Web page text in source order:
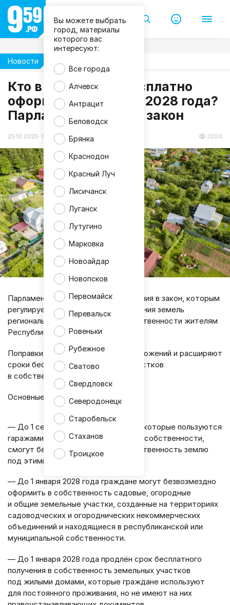
Вы можете выбрать
город, материалы
которого вас
интересуют:
Все города
Алчевск
Антрацит
Беловодск
Брянка
Краснодон
Красный Луч
Лисичанск
Луганск
Лутугино
Марковка
Новоайдар
Новопсков
Первомайск
Перевальск
Ровеньки
Рубежное
Сватово
Свердловск
Северодонецк
Старобельск
Стаханов
Троицкое
Новости
Кто в ЛНР может бесплатно
оформить землю до 2028 года?
Парламент изменил закон
25.10.2025 09:12 3200
Парламентарии ЛНР внесли изменения в закон, которым
регулируется порядок предоставления земель
региональной и муниципальной собственности жителям
Республики.
Поправки касаются переходных положений и расширяют
сроки бесплатного оформления участков
в собственность.
Основные изменения:
— До 1 сентября 2026 года жители, которые пользуются
гаражами, но не имеют на них права собственности,
смогут бесплатно оформить в собственность землю
под этими строениями.
— До 1 января 2028 года граждане могут безвозмездно
оформить в собственность садовые, огородные
и общие земельные участки, созданные на территориях
садоводческих и огороднических некоммерческих
объединений и находящиеся в республиканской или
муниципальной собственности.
— До 1 января 2028 года продлён срок бесплатного
получения в собственность земельных участков
под жилыми домами, которые граждане используют
для постоянного проживания, но не имеют на них